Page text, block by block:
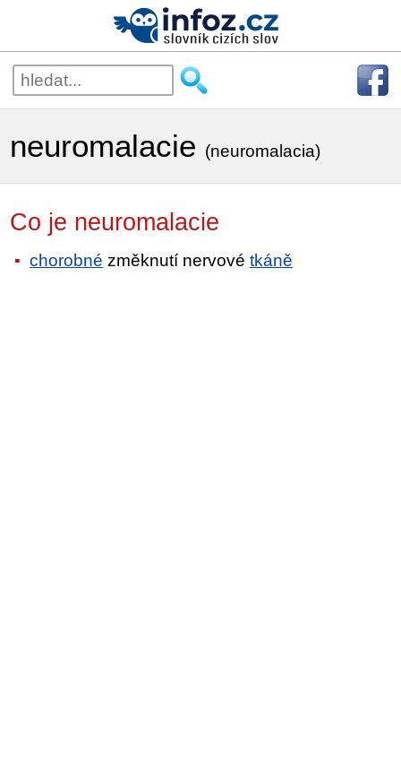
neuromalacie (neuromalacia)
Co je neuromalacie
chorobné změknutí nervovétkáně